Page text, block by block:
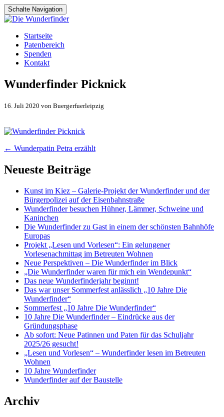
Schalte Navigation
Zum
Inhalt
springen
Startseite
Patenbereich
Spenden
Kontakt
Wunderfinder Picknick
16. Juli 2020 von Buergerfuerleipzig
Artikel-
Navigation
← Wunderpatin Petra erzählt
Neueste Beiträge
Kunst im Kiez – Galerie-Projekt der Wunderfinder und der
Bürgerpolizei auf der Eisenbahnstraße
Wunderfinder besuchen Hühner, Lämmer, Schweine und
Kaninchen
Die Wunderfinder zu Gast in einem der schönsten Bahnhöfe
Europas
Projekt „Lesen und Vorlesen“: Ein gelungener
Vorlesenachmittag im Betreuten Wohnen
Neue Perspektiven – Die Wunderfinder im Blick
„Die Wunderfinder waren für mich ein Wendepunkt“
Das neue Wunderfinderjahr beginnt!
Das war unser Sommerfest anlässlich „10 Jahre Die
Wunderfinder“
Sommerfest „10 Jahre Die Wunderfinder“
10 Jahre Die Wunderfinder – Eindrücke aus der
Gründungsphase
Ab sofort: Neue Patinnen und Paten für das Schuljahr
2025/26 gesucht!
„Lesen und Vorlesen“ – Wunderfinder lesen im Betreuten
Wohnen
10 Jahre Wunderfinder
Wunderfinder auf der Baustelle
Archiv